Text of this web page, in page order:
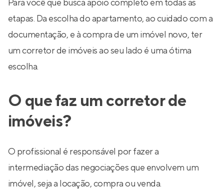
Para você que busca apoio completo em todas as
etapas. Da escolha do apartamento, ao cuidado com a
documentação, e à compra de um imóvel novo, ter
um corretor de imóveis ao seu lado é uma ótima
escolha.
O que faz um corretor de
imóveis?
O profissional é responsável por fazer a
intermediação das negociações que envolvem um
imóvel, seja a locação, compra ou venda.